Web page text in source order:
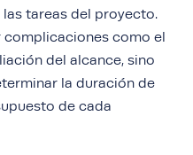
tareas del proyecto.
complicaciones como el
del alcance, sino
la duración de
de cada